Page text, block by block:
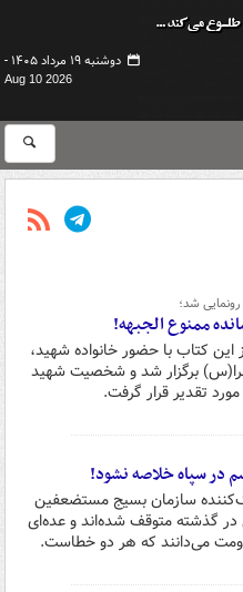
دوشنبه ۱۹ مرداد ۱۴۰۵ -
Aug 10 2026
شد؛
ممنوع الجبهه!
این کتاب با حضور خانواده شهید،
برگزار شد و شخصیت شهید
تقدیر قرار گرفت.
در سپاه خلاصه نشود!
سازمان بسیج مستضعفین
گذشته متوقف شده‌اند و عده‌ای
می‌دانند که هر دو خطاست.